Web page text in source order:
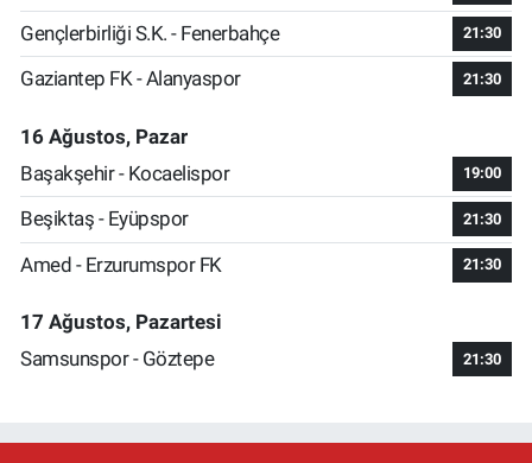
Gençlerbirliği S.K. - Fenerbahçe 21:30
Gaziantep FK - Alanyaspor 21:30
16 Ağustos, Pazar
Başakşehir - Kocaelispor
19:00
Beşiktaş - Eyüpspor 21:30
Amed - Erzurumspor FK 21:30
17 Ağustos, Pazartesi
Samsunspor - Göztepe
21:30